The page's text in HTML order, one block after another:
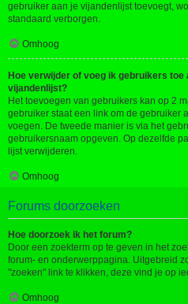
gebruiker aan je vijandenlijst toevoegt,
standaard verborgen.
Omhoog
Hoe verwijder of voeg ik gebruikers toe
vijandenlijst?
Het toevoegen van gebruikers kan op 2
gebruiker staat een link om de gebruiker
voegen. De tweede manier is via het
gebruikersnaam opgeven. Op dezelfde
lijst verwijderen.
Omhoog
Forums doorzoeken
Hoe doorzoek ik het forum?
Door een zoekterm op te geven in het
forum- en onderwerppagina. Uitgebreid
"zoeken" link te klikken, deze vind je op
Omhoog